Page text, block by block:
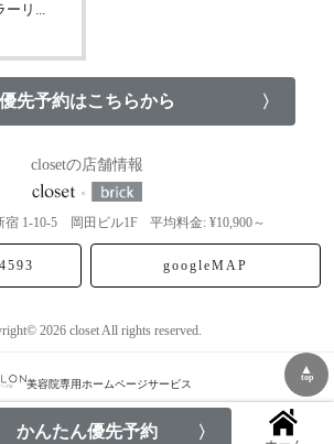
ーリ...
優先予約はこちらから
closetの店舗情報
宿 1-10-5 岡田ビル1F 平均料金: ¥10,900～
googleMAP
2026 closet All rights reserved.
美容院専用ホームページサービス
▲
top
かんたん優先予約